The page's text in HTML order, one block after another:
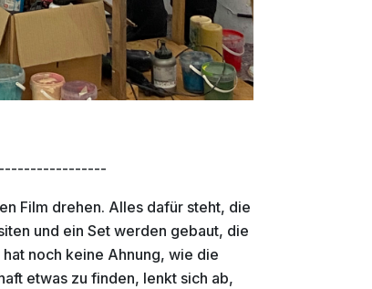
Film drehen. Alles dafür steht, die
und ein Set werden gebaut, die
noch keine Ahnung, wie die
etwas zu finden, lenkt sich ab,